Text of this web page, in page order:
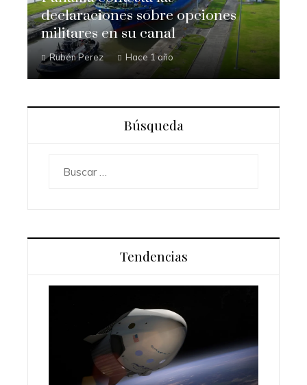
declaraciones sobre opciones
militares en su canal
Rubén Perez Hace 1 año
Búsqueda
Tendencias